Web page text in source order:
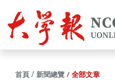
首頁 新聞總覽 全部文章